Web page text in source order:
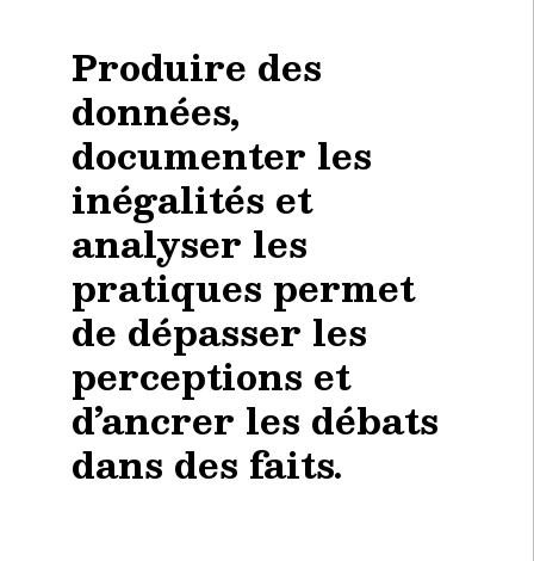
Produire des
données,
documenter les
inégalités et
analyser les
pratiques permet
de dépasser les
perceptions et
d’ancrer les débats
dans des faits.